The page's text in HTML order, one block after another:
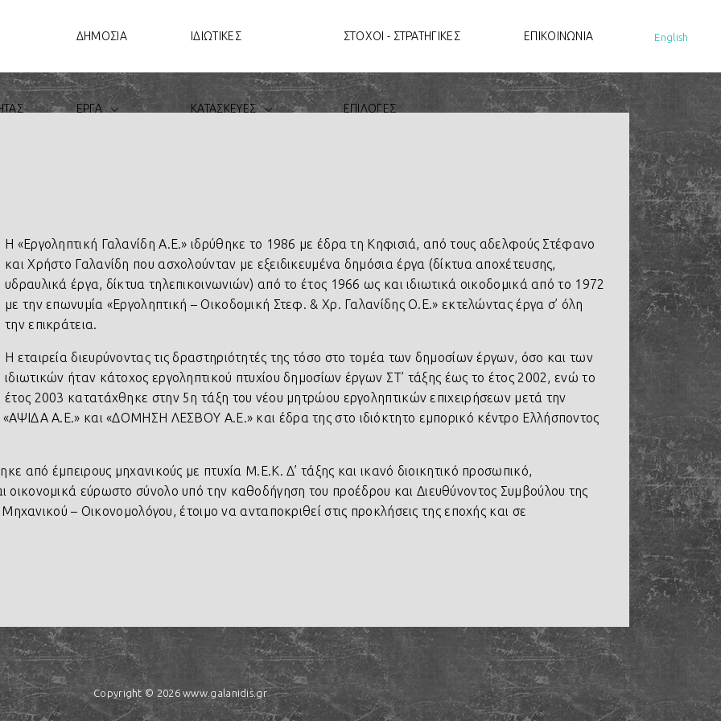
ΔΗΜΟΣΙΑ
ΕΡΓΑ
ΙΔΙΩΤΙΚΕΣ
ΚΑΤΑΣΚΕΥΕΣ
ΣΤΟΧΟΙ - ΣΤΡΑΤΗΓΙΚΕΣ
ΕΠΙΛΟΓΕΣ
ΕΠΙΚΟΙΝΩΝΙΑ English
Η «Εργοληπτική Γαλανίδη Α.Ε.» ιδρύθηκε το 1986 με έδρα τη Κηφισιά, από τους αδελφούς Στέφανο
και Χρήστο Γαλανίδη που ασχολούνταν με εξειδικευμένα δημόσια έργα (δίκτυα αποχέτευσης,
υδραυλικά έργα, δίκτυα τηλεπικοινωνιών) από το έτος 1966 ως και ιδιωτικά οικοδομικά από το 1972
με την επωνυμία «Εργοληπτική – Οικοδομική Στεφ. & Χρ. Γαλανίδης Ο.Ε.» εκτελώντας έργα σ’ όλη
την επικράτεια.
Η εταιρεία διευρύνοντας τις δραστηριότητές της τόσο στο τομέα των δημοσίων έργων, όσο και των
ιδιωτικών ήταν κάτοχος εργοληπτικού πτυχίου δημοσίων έργων ΣΤ’ τάξης έως το έτος 2002, ενώ το
έτος 2003 κατατάχθηκε στην 5η τάξη του νέου μητρώου εργοληπτικών επιχειρήσεων μετά την
Α.Ε.» και «ΔΟΜΗΣΗ ΛΕΣΒΟΥ Α.Ε.» και έδρα της στο ιδιόκτητο εμπορικό κέντρο Ελλήσποντος
από έμπειρους μηχανικούς με πτυχία Μ.Ε.Κ. Δ’ τάξης και ικανό διοικητικό προσωπικό,
εύρωστο σύνολο υπό την καθοδήγηση του προέδρου και Διευθύνοντος Συμβούλου της
– Οικονομολόγου, έτοιμο να ανταποκριθεί στις προκλήσεις της εποχής και σε
Copyright © 2026 www.galanidis.gr